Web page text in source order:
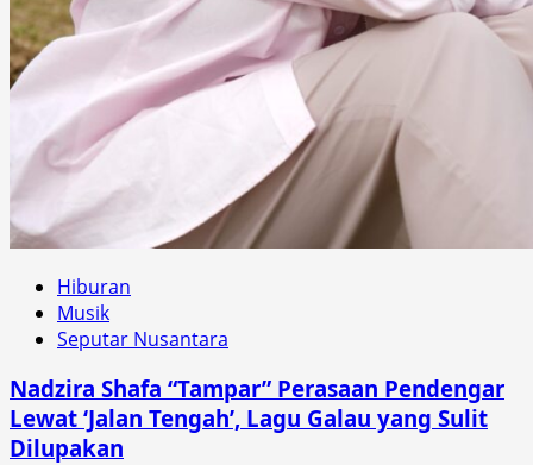
Hiburan
Musik
Seputar Nusantara
Nadzira Shafa “Tampar” Perasaan Pendengar
Lewat ‘Jalan Tengah’, Lagu Galau yang Sulit
Dilupakan